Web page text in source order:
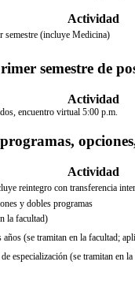
Actividad
semestre (incluye Medicina)
semestre de
Actividad
encuentro virtual 5:00 p.m.
Actividad
reintegro con transferencia
y dobles programas
la facultad)
(se tramitan en la facultad;
especialización (se tramitan en